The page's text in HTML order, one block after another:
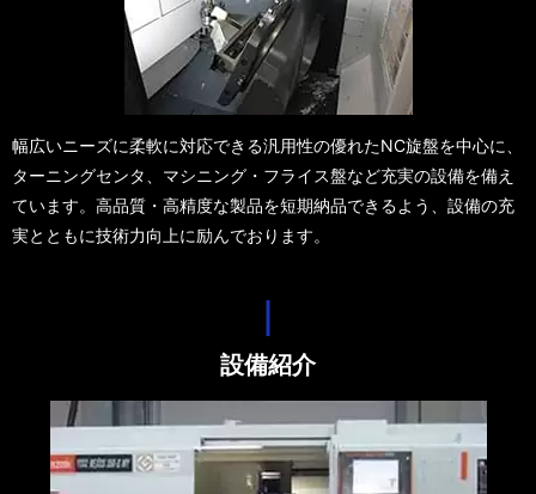
幅広いニーズに柔軟に対応できる汎用性の優れたNC旋盤を中心に、
ターニングセンタ、マシニング・フライス盤など充実の設備を備え
ています。高品質・高精度な製品を短期納品できるよう、設備の充
実とともに技術力向上に励んでおります。
設備紹介